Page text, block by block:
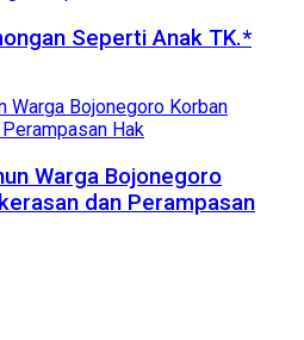
Seperti Anak TK.*
Warga Bojonegoro
dan Perampasan